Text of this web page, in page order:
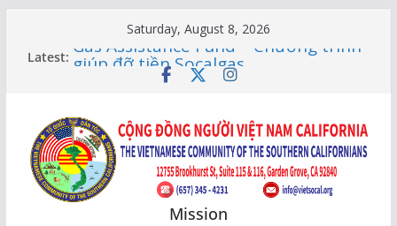
Saturday, August 8, 2026
Latest: Gas Assistance Fund – Chương trình
giúp đỡ tiền Socalgas
LỚP HỌC CỘNG ĐỒNG 2026 –
Citizenship Flashcard Apps – Ứng
Dụng Ôn Thi Quốc Tịch 2026
Human Rights Update in Vietnam
XUÂN SUNG TÚC – TẾT SẺ CHIA
CÙNG CÁC BẬC CAO NIÊN TẠI
CALIFORNIA Mission